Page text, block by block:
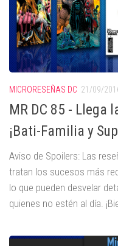
MICRORESEÑAS DC 21/09/
MR DC 85 - Llega
¡Bati-Familia y
Aviso de Spoilers: Las
tratan los sucesos más
lo que pueden desvelar
quienes no estén al día.